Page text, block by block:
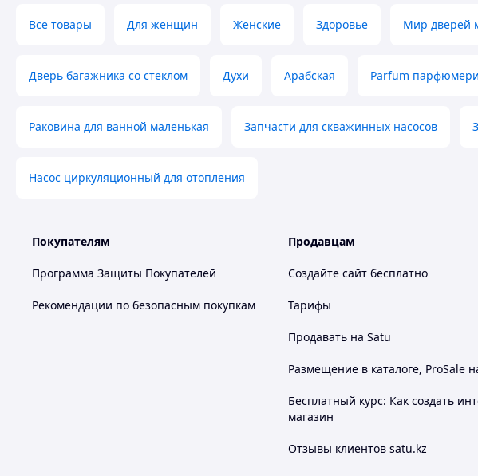
Все товары Для женщин Женские Здоровье Мир дверей
Дверь багажника со стеклом Духи Арабская Parfum
Раковина для ванной маленькая Запчасти для скважинных насосов
Насос циркуляционный для отопления
Покупателям
Программа Защиты Покупателей
Рекомендации по безопасным покупкам
Продавцам
Создайте сайт бесплатно
Тарифы
Продавать на Satu
Размещение в каталоге, ProSale
Бесплатный курс: Как создать
магазин
Отзывы клиентов satu.kz